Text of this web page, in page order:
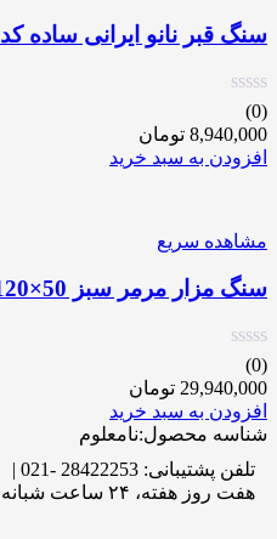
سنگ قبر نانو ایرانی ساده کد 195
(0)
8,940,000 تومان
افزودن به سبد خرید
مشاهده سریع
سنگ مزار مرمر سبز 50×120 زیبا کد 269
(0)
29,940,000 تومان
افزودن به سبد خرید
شناسه محصول:نامعلوم
تلفن پشتیبانی: 28422253 -021 |
هفت روز هفته، ۲۴ ساعت شبانه‌روز پاسخگوی شما هستیم.